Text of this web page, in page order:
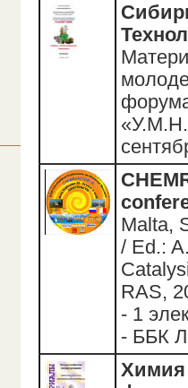
Malta,
/ Ed.:
RAS,
- 1
- ББК
Химия